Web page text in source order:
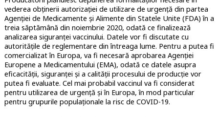
vederea obținerii autorizației de utilizare de urgență din partea
Agenției de Medicamente și Alimente din Statele Unite (FDA) în a
treia săptămână din noiembrie 2020, odată ce finalizează
analizarea siguranței vaccinului. Datele vor fi discutate cu
autoritățile de reglementare din întreaga lume. Pentru a putea fi
comercializat în Europa, va fi necesară aprobarea Agenției
Europene a Medicamentului (EMA), odată ce datele asupra
eficacității, siguranței și a calității procesului de producție vor
putea fi evaluate. Cel mai probabil vaccinul va fi considerat
pentru utilizarea de urgență și în Europa, în mod particular
pentru grupurile populaționale la risc de COVID-19.